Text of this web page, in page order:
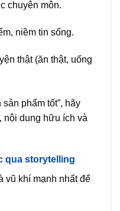
chuyên môn.
niềm tin sống.
thật (ăn thật, uống
phẩm tốt”, hãy
nội dung hữu ích và
qua storytelling
vũ khí mạnh nhất để